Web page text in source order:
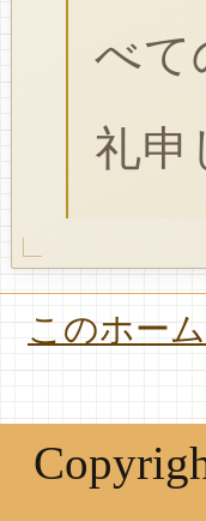
べて
礼申
このホー